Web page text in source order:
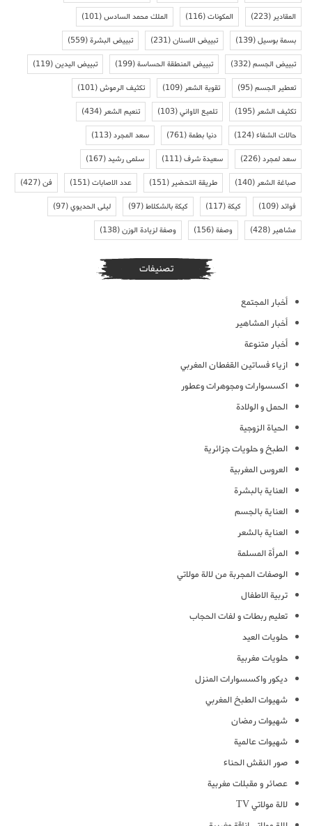
المقادير(223) المكونات(116) الملك محمد السادس(101)
بسمة بوسيل(139) تبييض الاسنان(231) تبييض البشرة(559)
تبييض الجسم(332) تبييض المنطقة الحساسة(199) تبييض اليدين(119)
تعطير الجسم(95) تقوية الشعر(109) تكثيف الرموش(101)
تكثيف الشعر(195) تلميع الاواني(103) تنعيم الشعر(434)
حالات الشفاء(124) دنيا بطمة(761) سعد المجرد(113)
سعد لمجرد(226) سعيدة شرف(111) سلمى رشيد(167)
صباغة الشعر(140) طريقة التحضير(151) عدد الاصابات(151) فن(427)
فوائد(109) كيكة(117) كيكة بالشكلاط(97) ليلى الحديوي(97)
مشاهير(428) وصفة(156) وصفة لزيادة الوزن(138)
تصنيفات
أخبار المجتمع
أخبار المشاهير
أخبار متنوعة
ازياء فساتين القفطان المغربي
اكسسوارات ومجوهرات وعطور
الحمل و الولادة
الحياة الزوجية
الطبخ و حلويات جزائرية
العروس المغربية
العناية بالبشرة
العناية بالجسم
العناية بالشعر
المرأة المسلمة
الوصفات المجربة من لالة مولاتي
تربية الاطفال
تعليم ربطات و لفات الحجاب
حلويات العيد
حلويات مغربية
ديكور واكسسوارات المنزل
شهيوات الطبخ المغربي
شهيوات رمضان
شهيوات عالمية
صور النقش الحناء
عصائر و مقبلات مغربية
لالة مولاتي TV